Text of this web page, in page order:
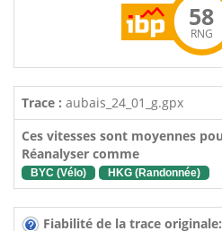
58
RNG
Trace : aubais_24_01_g.gpx
Ces vitesses sont moyennes
Réanalyser comme
BYC (Vélo) HKG (Randonnée)
Fiabilité de la trace originale: